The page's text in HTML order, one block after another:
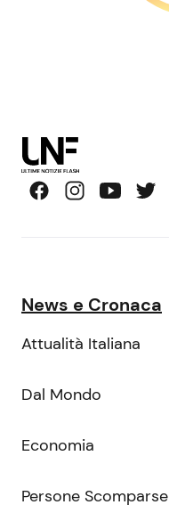
News e Cronaca
Attualità Italiana
Dal Mondo
Economia
Persone Scomparse